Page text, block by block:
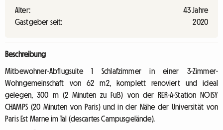
Alter:
43 Jahre
Gastgeber seit:
2020
Beschreibung
Mitbewohner-Abflugsuite 1 Schlafzimmer in einer 3-Zimmer-
Wohngemeinschaft von 62 m2, komplett renoviert und ideal
gelegen, 300 m (2 Minuten zu Fuß) von der RER-A-Station NOISY
CHAMPS (20 Minuten von Paris) und in der Nähe der Universität von
Paris Est Marne im Tal (descartes Campusgelände).